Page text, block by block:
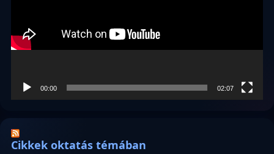
00:00 02:07
Cikkek oktatás témában